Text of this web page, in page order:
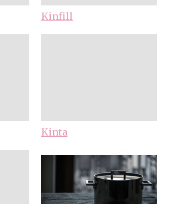
Kinfill
Kinta